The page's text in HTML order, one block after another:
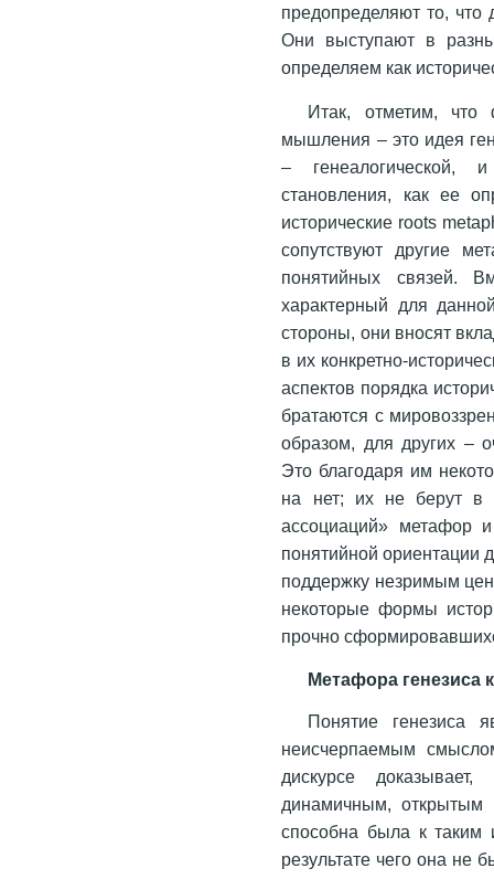
предопределяют то, что
Они выступают в
определяем как
Итак, отметим, что
мышления – это идея
– генеалогической,
становления, как ее
исторические roots
сопутствуют другие
понятийных связей.
характерный для
стороны, они вносят
в их конкретно-
аспектов порядка
братаются с
образом, для других –
Это благодаря им
на нет; их не берут в
ассоциаций» метафор
понятийной ориентации
поддержку незримым
некоторые формы
прочно
Метафора генезиса
Понятие генезиса
неисчерпаемым
дискурсе
динамичным, открытым
способна была к таким
результате чего она не